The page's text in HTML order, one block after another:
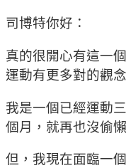
司博特你好：
真的很開心有這一
運動有更多對的觀念
我是一個已經運動
個月，就再也沒偷
但，我現在面臨一